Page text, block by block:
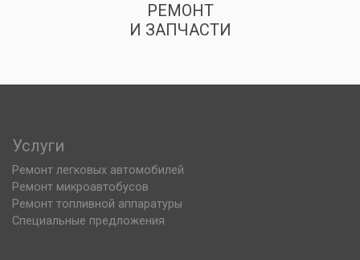
РЕМОНТ
И ЗАПЧАСТИ
Услуги
Ремонт легковых автомобилей
Ремонт микроавтобусов
Ремонт топливной аппаратуры
Специальные предложения